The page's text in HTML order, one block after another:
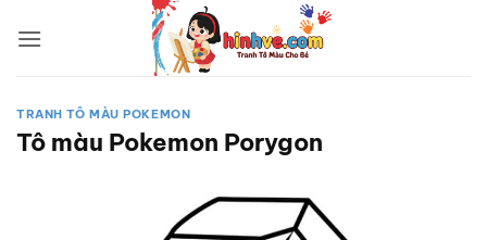
qua
TRANH TÔ MÀU POKEMON
Tô màu Pokemon Porygon